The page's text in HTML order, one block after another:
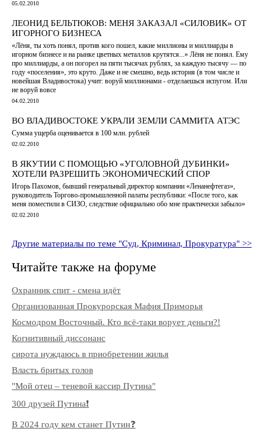
05.02.2010
ЛЕОНИД БЕЛЬТЮКОВ: МЕНЯ ЗАКАЗАЛ «СИЛОВИК» ОТ
ИГОРНОГО БИЗНЕСА
«Лёня, ты хоть понял, против кого пошел, какие миллионы и миллиарды в
игорном бизнесе и на рынке цветных металлов крутятся...» Лёня не понял. Ему
про миллиарды, а он погорел на пяти тысячах рублях, за каждую тысячу — по
году «поселения», это круто. Даже и не смешно, ведь история (в том числе и
новейшая Владивостока) учит: воруй миллионами - отделаешься испугом. Или
не воруй вовсе
04.02.2010
ВО ВЛАДИВОСТОКЕ УКРАЛИ ЗЕМЛИ САММИТА АТЭС
Сумма ущерба оценивается в 100 млн. рублей
02.02.2010
В ЯКУТИИ С ПОМОЩЬЮ «УГОЛОВНОЙ ДУБИНКИ»
ХОТЕЛИ РАЗРЕШИТЬ ЭКОНОМИЧЕСКИЙ СПОР
Игорь Пахомов, бывший генеральный директор компании «Ленанефтегаз»,
руководитель Торгово-промышленной палаты республики: «После того, как
меня поместили в СИЗО, следствие официально обо мне практически забыло»
02.02.2010
Другие материалы по теме "Суд, Криминал, Прокуратура" >>
Читайте также на форуме
Охранник спит - смена идёт
Организованная Прокурорская Мафия Приморья
Космодром Восточный. Кто всё-таки ворует деньги?!
Когнитивный диссонанс
сирота нуждаюсь в приобретении жилья
Власть бритых голов
"Мой отец – теневой кассир Путина"
300 друзей Путина❗️
В 2024 году кем станет Путин❓